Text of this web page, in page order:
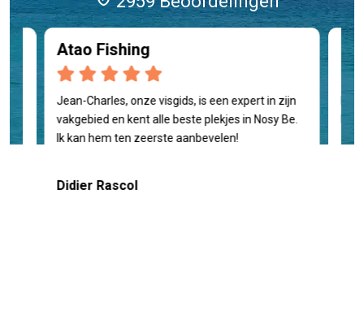
Atao Fishing
Jean-Charles, onze visgids, is een expert in zijn
vakgebied en kent alle beste plekjes in Nosy Be.
Ik kan hem ten zeerste aanbevelen!
Didier Rascol